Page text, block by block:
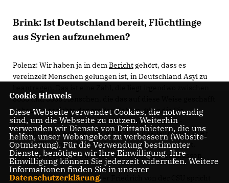
Brink:Ist Deutschland bereit, Flüchtlinge
aus Syrien aufzunehmen?
Polenz: Wir haben ja in demBericht gehört, dass es
vereinzelt Menschen gelungen ist, in Deutschland Asyl zu
3000 und 5000 Menschen, die das auf diese Weise geschafft
haben. Angesichts der großen Zahlen, über die Sie
gesprochen haben, und der Erwartungen des UN-
Flüchtlingshilfswerks, das ja bis Mitte des Jahres mit über
einer Million syrischer Flüchtlinge insgesamt rechnet,
glaube ich, werden wir diese Politik überprüfen müssen.
Brink:Bundesinnenminister Friedrich von der CSU spricht
Cookie Hinweis
Diese Webseite verwendet Cookies, die notwendig
sind, um die Webseite zu nutzen. Weiterhin
verwenden wir Dienste von Drittanbietern, die uns
helfen, unser Webangebot zu verbessern (Website-
Optmierung). Für die Verwendung bestimmter
Dienste, benötigen wir Ihre Einwilligung. Ihre
Einwilligung können Sie jederzeit widerrufen. Weitere
Informationen finden Sie in unserer
Datenschutzerklärung.